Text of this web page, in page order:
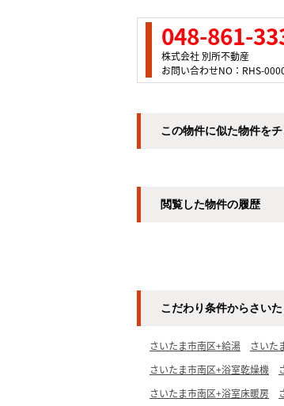
048-861-
株式会社 別所不動産
お問い合わせNO：RHS-
この物件に似た物件をチ
閲覧した物件の履歴
こだわり条件からさい
さいたま市南区+給湯 さいた
さいたま市南区+浴室乾燥機
さいたま市南区+浴室床暖房